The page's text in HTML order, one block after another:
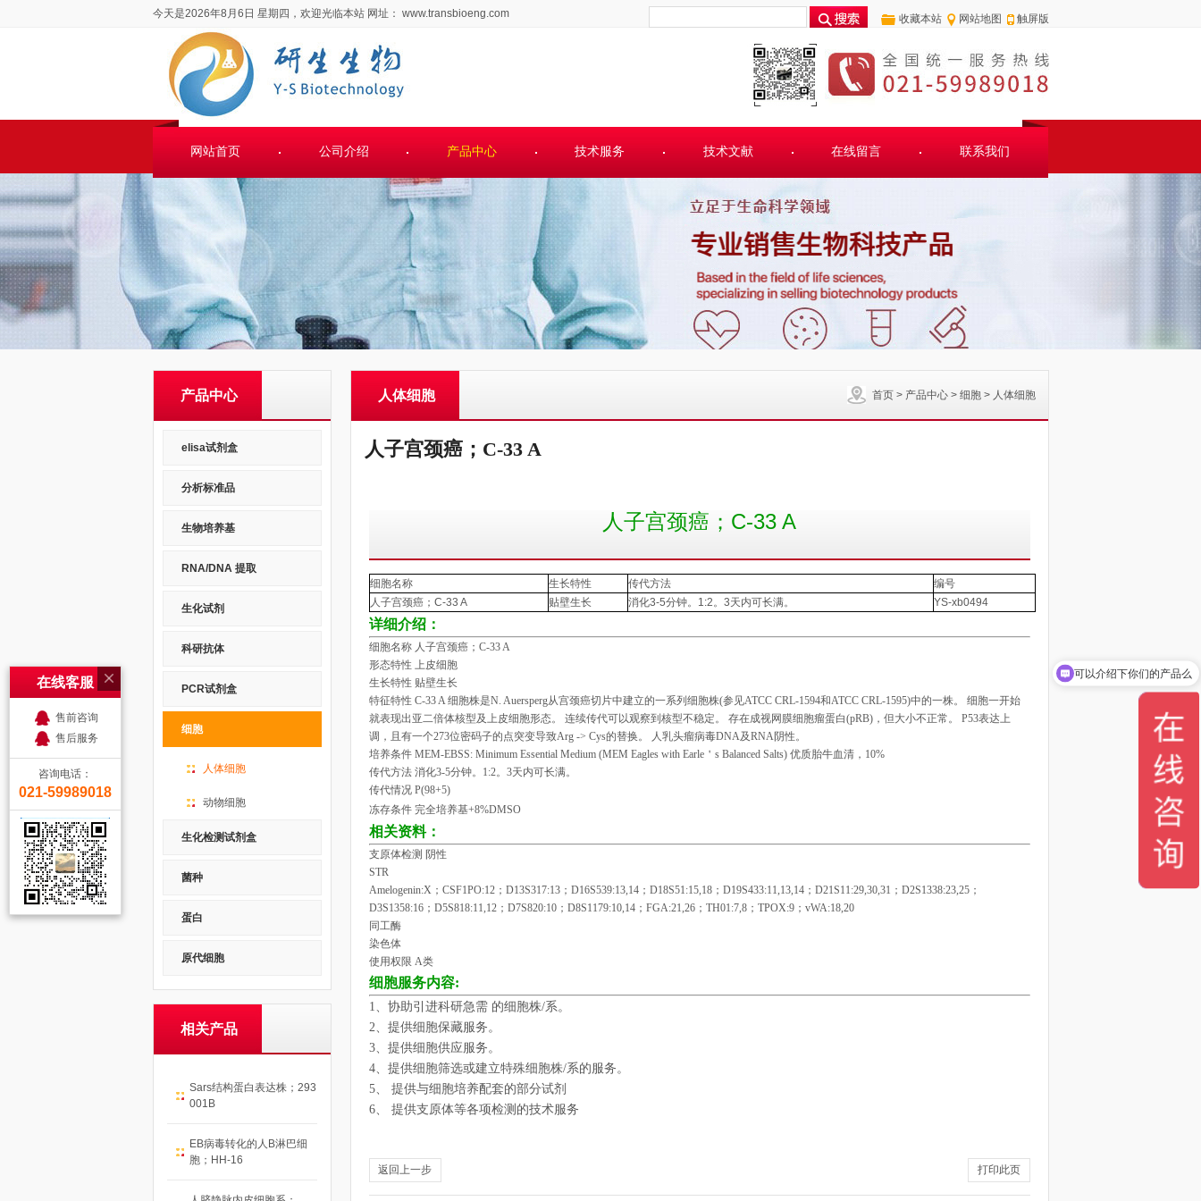
今天是2026年8月6日 星期四，欢迎光临本站 网址： www.transbioeng.com 收藏本站 网站地图 触屏版
网站首页 公司介绍 产品中心 技术服务 技术文献 在线留言 联系我们
首页> 产品中心> 细胞> 人体细胞
产品中心
elisa试剂盒
分析标准品
生物培养基
RNA/DNA 提取
生化试剂
科研抗体
PCR试剂盒
细胞
人体细胞
动物细胞
生化检测试剂盒
菌种
蛋白
原代细胞
相关产品
Sars结构蛋白表达株；293
001B
EB病毒转化的人B淋巴细
胞；HH-16
人体细胞
人子宫颈癌；C-33 A
人子宫颈癌；C-33 A
细胞名称 生长特性 传代方法
编号
人子宫颈癌； C-33 A 贴壁生长 消化3-5分钟。 1:2 。 3天内可长满。 YS-xb0494
详细介绍：
细胞名称 人子宫颈癌； C-33 A
形态特性 上皮细胞
生长特性 贴壁生长
特征特性 C-33 A 细胞株是N. Auersperg从宫颈癌切片中建立的一系列细胞株(参见ATCC CRL-1594和ATCC CRL-1595)中的一株。 细胞一开始
就表现出亚二倍体核型及上皮细胞形态。 连续传代可以观察到核型不稳定。 存在成视网膜细胞瘤蛋白(pRB)，但大小不正常。 P53表达上
调，且有一个273位密码子的点突变导致Arg -> Cys的替换。 人乳头瘤病毒DNA及RNA阴性。
培养条件MEM-EBSS: Minimum Essential Medium (MEM Eagles with Earle＇ s Balanced Salts) 优质胎牛血清， 10%
传代方法 消化3-5分钟。 1:2。 3天内可长满。
传代情况P(98+5)
冻存条件 完全培养基+8%DMSO
相关资料：
支原体检测 阴性
STR
Amelogenin:X；CSF1PO:12；D13S317:13；D16S539:13,14；D18S51:15,18；D19S433:11,13,14；D21S11:29,30,31；D2S1338:23,25；
D3S1358:16；D5S818:11,12；D7S820:10；D8S1179:10,14；FGA:21,26；TH01:7,8；TPOX:9；vWA:18,20
同工酶
染色体
使用权限 A类
细胞服务内容:
1 、协助引进科研急需 的细胞株/系。
2 、提供细胞保藏服务。
3、提供细胞供应服务。
4、提供细胞筛选或建立特殊细胞株/系的服务。
5、 提供与细胞培养配套的部分试剂
6、 提供支原体等各项检测的技术服务
返回上一步 打印此页
在线客服
售前咨询
售后服务
咨询电话：
021-59989018
可以介绍下你们的产品么